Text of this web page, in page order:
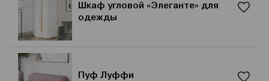
Шкаф угловой «Элеганте» для
одежды
Пуф Луффи